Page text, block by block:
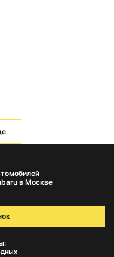
в Москве